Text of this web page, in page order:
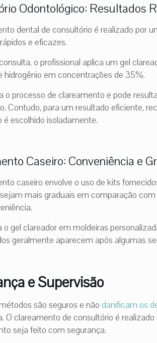
Odontológico: Resultados
dental de consultório é realizado por
e eficazes.
o profissional aplica um gel
hidrogênio em concentrações de 35%.
o processo de clareamento e pode
Contudo, para um resultado eficiente,
escolhido isoladamente.
Caseiro: Conveniência e
caseiro envolve o uso de kits
mais graduais em comparação
o gel clareador em moldeiras
geralmente aparecem após algumas
e Supervisão
são seguros e nãodanificam os
O clareamento de consultório é
seja feito com segurança.